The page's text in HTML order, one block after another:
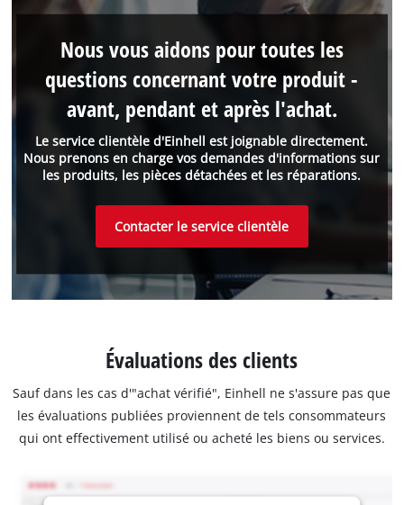
Le service clientèle d'Einhell est joignable directement.
Nous prenons en charge vos demandes d'informations sur
les produits, les pièces détachées et les réparations.
Nous vous aidons pour toutes les
questions concernant votre produit -
avant, pendant et après l'achat.
Contacter le service clientèle
Évaluations des clients
Sauf dans les cas d'"achat vérifié", Einhell ne s'assure pas que
les évaluations publiées proviennent de tels consommateurs
qui ont effectivement utilisé ou acheté les biens ou services.